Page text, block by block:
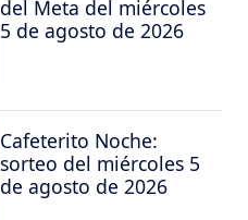
del Meta del miércoles
5 de agosto de 2026
Cafeterito Noche:
sorteo del miércoles 5
de agosto de 2026